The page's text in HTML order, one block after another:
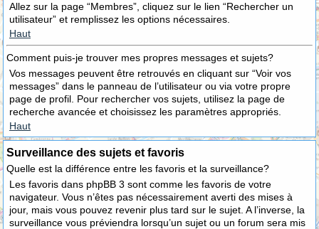
Allez sur la page “Membres”, cliquez sur le lien “Rechercher un
utilisateur” et remplissez les options nécessaires.
Haut
Comment puis-je trouver mes propres messages et sujets?
Vos messages peuvent être retrouvés en cliquant sur “Voir vos
messages” dans le panneau de l’utilisateur ou via votre propre
page de profil. Pour rechercher vos sujets, utilisez la page de
recherche avancée et choisissez les paramètres appropriés.
Haut
Surveillance des sujets et favoris
Quelle est la différence entre les favoris et la surveillance?
Les favoris dans phpBB 3 sont comme les favoris de votre
navigateur. Vous n’êtes pas nécessairement averti des mises à
jour, mais vous pouvez revenir plus tard sur le sujet. A l’inverse, la
surveillance vous préviendra lorsqu’un sujet ou un forum sera mis